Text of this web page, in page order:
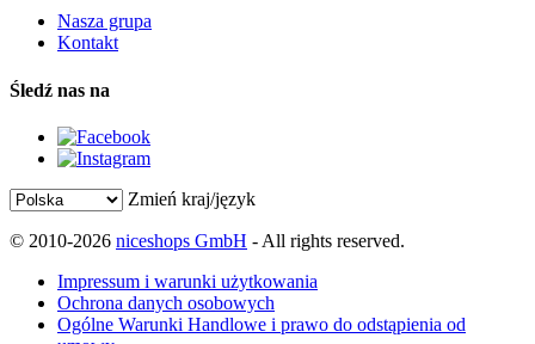
Nasza grupa
Kontakt
Śledź nas na
Zmień kraj/język
© 2010-2026 niceshops GmbH - All rights reserved.
Impressum i warunki użytkowania
Ochrona danych osobowych
Ogólne Warunki Handlowe i prawo do odstąpienia od